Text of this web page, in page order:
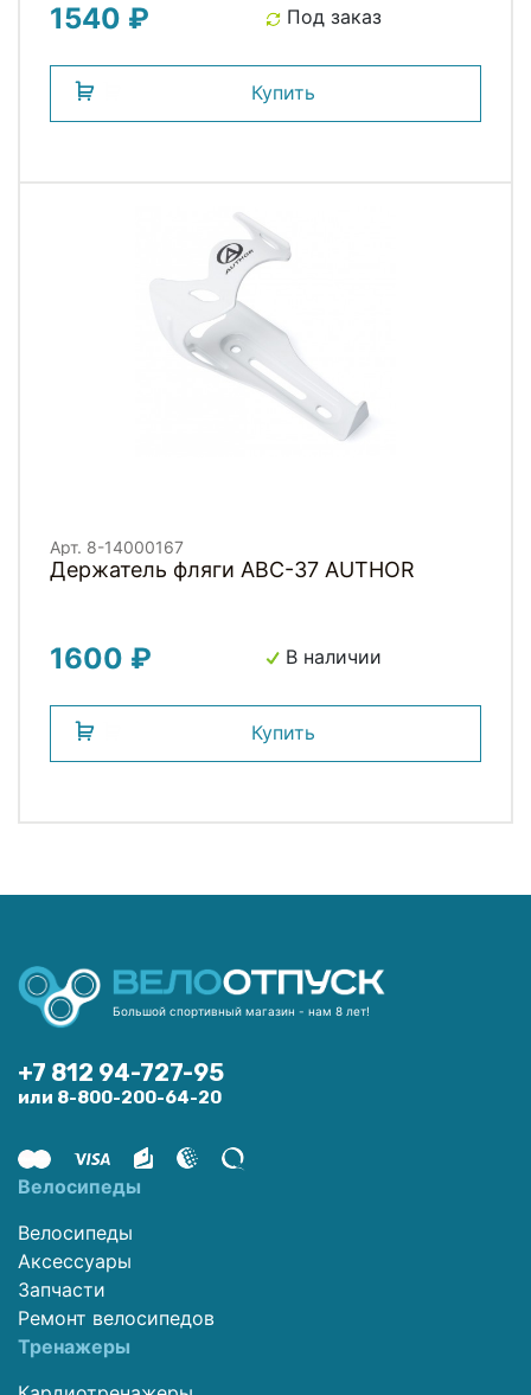
1540 ₽ Под заказ
Купить
Арт. 8-14000167
Держатель фляги ABC-37 AUTHOR
1600 ₽ В наличии
Купить
Большой спортивный магазин - нам 8 лет!
+7 812 94-727-95
или 8-800-200-64-20
Велосипеды
Велосипеды
Аксессуары
Запчасти
Ремонт велосипедов
Тренажеры